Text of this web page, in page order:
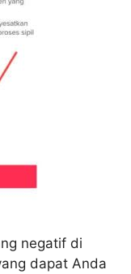
negatif di
dapat Anda